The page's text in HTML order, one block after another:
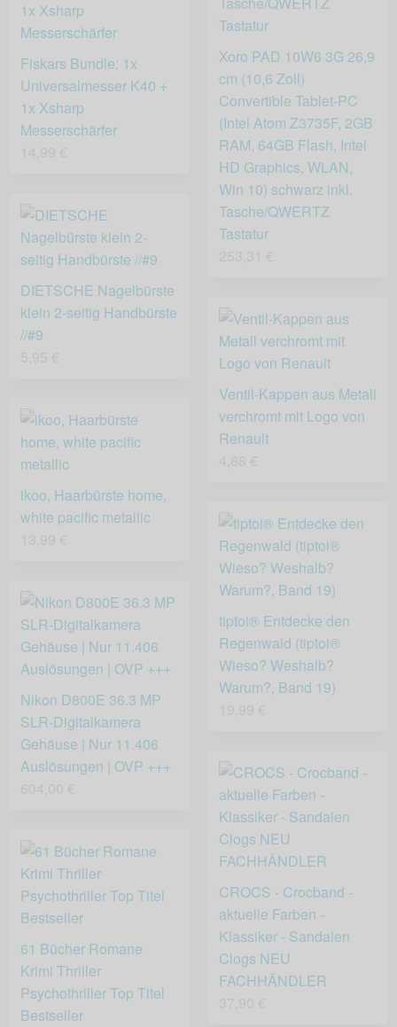
Xoro PAD 10W6 3G 26,9
cm (10,6 Zoll)
Convertible Tablet-PC
(Intel Atom Z3735F, 2GB
RAM, 64GB Flash, Intel
HD Graphics, WLAN,
Win 10) schwarz inkl.
Tasche/QWERTZ
Tastatur
Fiskars Bundle: 1x
Universalmesser K40 +
1x Xsharp
Messerschärfer
DIETSCHE Nagelbürste
klein 2-seitig Handbürste
//#9
Ventil-Kappen aus Metall
verchromt mit Logo von
Renault
ikoo, Haarbürste home,
white pacific metallic
tiptoi® Entdecke den
Regenwald (tiptoi®
Wieso? Weshalb?
Warum?, Band 19)
Nikon D800E 36.3 MP
SLR-Digitalkamera
Gehäuse | Nur 11.406
Auslösungen | OVP +++
CROCS - Crocband -
aktuelle Farben -
Klassiker - Sandalen
Clogs NEU
FACHHÄNDLER
61 Bücher Romane
Krimi Thriller
Psychothriller Top Titel
Bestseller